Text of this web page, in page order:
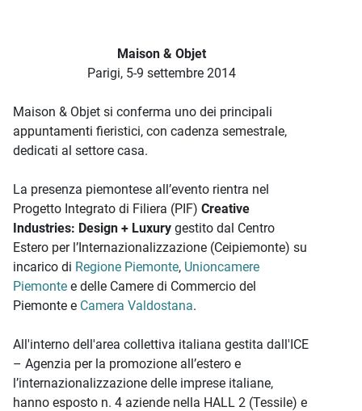
Maison & Objet
Parigi, 5-9 settembre 2014
Maison & Objet si conferma uno dei principali
appuntamenti fieristici, con cadenza semestrale,
dedicati al settore casa.
La presenza piemontese all’evento rientra nel
Progetto Integrato di Filiera (PIF) Creative
Industries: Design + Luxury gestito dal Centro
Estero per l’Internazionalizzazione (Ceipiemonte) su
incarico di Regione Piemonte, Unioncamere
Piemonte e delle Camere di Commercio del
Piemonte e Camera Valdostana.
All'interno dell'area collettiva italiana gestita dall'ICE
– Agenzia per la promozione all’estero e
l’internazionalizzazione delle imprese italiane,
hanno esposto n. 4 aziende nella HALL 2 (Tessile) e